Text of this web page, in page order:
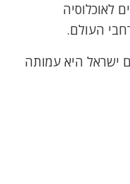
לאוכלוסיה
העולם.
ישראל היא עמותה